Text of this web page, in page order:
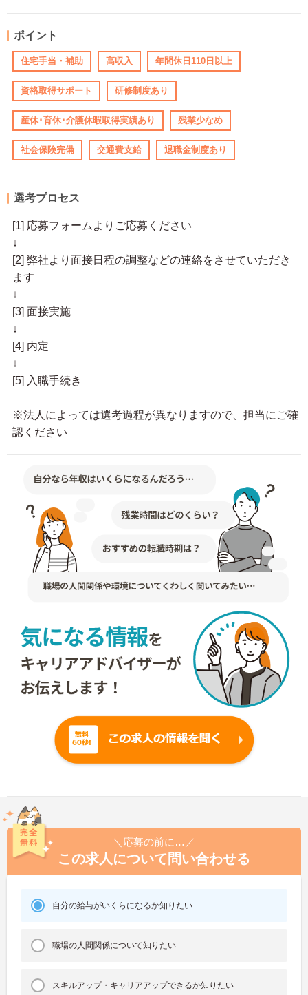
ポイント
住宅手当・補助 高収入 年間休日110日以上
資格取得サポート 研修制度あり
産休･育休･介護休暇取得実績あり 残業少なめ
社会保険完備 交通費支給 退職金制度あり
選考プロセス
[1] 応募フォームよりご応募ください
↓
[2] 弊社より面接日程の調整などの連絡をさせていただき
ます
↓
[3] 面接実施
↓
[4] 内定
↓
[5] 入職手続き
※法人によっては選考過程が異なりますので、担当にご確
認ください
＼応募の前に…／
この求人について問い合わせる
自分の給与がいくらになるか知りたい
職場の人間関係について知りたい
スキルアップ・キャリアアップできるか知りたい